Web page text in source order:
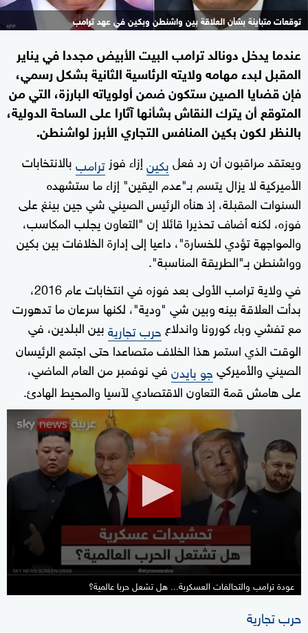
توقعات متباينة بشأن العلاقة بين واشنطن وبكين في عهد ترامب
عندما يدخل دونالد ترامب البيت الأبيض مجددا في يناير
المقبل لبدء مهامه ولايته الرئاسية الثانية بشكل رسمي،
فإن قضايا الصين ستكون ضمن أولوياته البارزة، التي من
المتوقع أن يترك النقاش بشأنها آثارا على الساحة الدولية،
بالنظر لكون بكين المنافس التجاري الأبرز لواشنطن.
ويعتقد مراقبون أن رد فعلبكينإزاء فوز ترامببالانتخابات
الأميركية لا يزال يتسم بـ"عدم اليقين" إزاء ما ستشهده
السنوات المقبلة، إذ هنأه الرئيس الصيني شي جين بينغ على
فوزه، لكنه أضاف تحذيرا قائلا إن "التعاون يجلب المكاسب،
والمواجهة تؤدي للخسارة"، داعيا إلى إدارة الخلافات بين بكين
وواشنطن بـ"الطريقة المناسبة".
في ولاية ترامب الأولى بعد فوزه في انتخابات عام 2016،
بدأت العلاقة بينه وبين شي "ودية"، لكنها سرعان ما تدهورت
مع تفشي وباء كورونا واندلاعحرب تجاريةبين البلدين، في
الوقت الذي استمر هذا الخلاف متصاعدا حتى اجتمع الرئيسان
الصيني والأميركيجو بايدنفي نوفمبر من العام الماضي،
على هامش قمة التعاون الاقتصادي لآسيا والمحيط الهادئ.
seconds
minutes,
عودة ترامب والتحالفات العسكرية... هل تشعل حربا عالمية؟
حرب تجارية